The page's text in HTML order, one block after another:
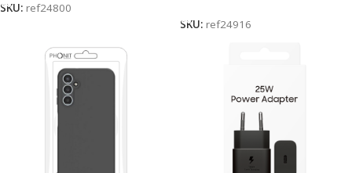
SKU: ref24800
SKU: ref24916